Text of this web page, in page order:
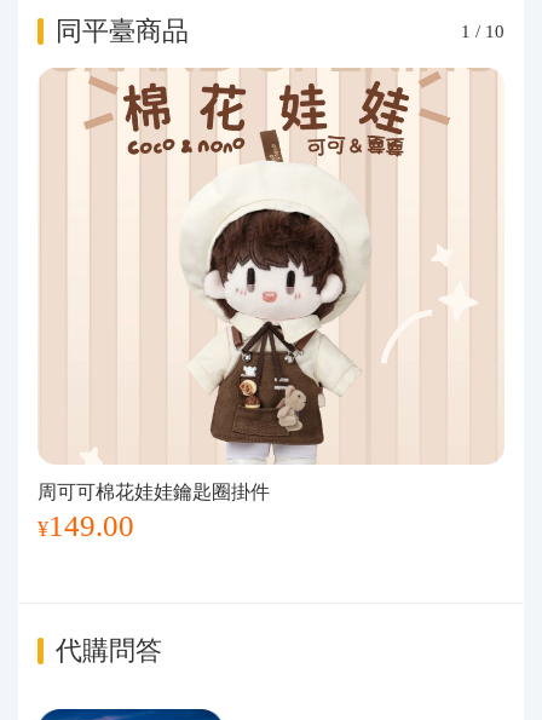
同平臺商品 1 / 10
周可可棉花娃娃鑰匙圈掛件
¥149.00
代購問答